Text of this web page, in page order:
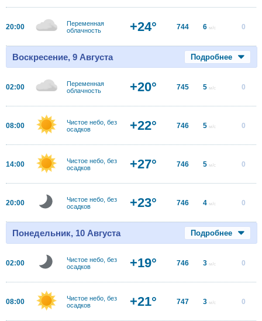
20:00
Переменная
облачность
+24° 744 6 м/с 0
Воскресение, 9 Августа Подробнее
02:00
Переменная
облачность
+20° 745 5 м/с 0
08:00
Чистое небо, без
осадков
+22° 746 5 м/с 0
14:00
Чистое небо, без
осадков
+27° 746 5 м/с 0
20:00
Чистое небо, без
осадков
+23° 746 4 м/с 0
Понедельник, 10 Августа Подробнее
02:00
Чистое небо, без
осадков
+19° 746 3 м/с 0
08:00
Чистое небо, без
осадков
+21° 747 3 м/с 0